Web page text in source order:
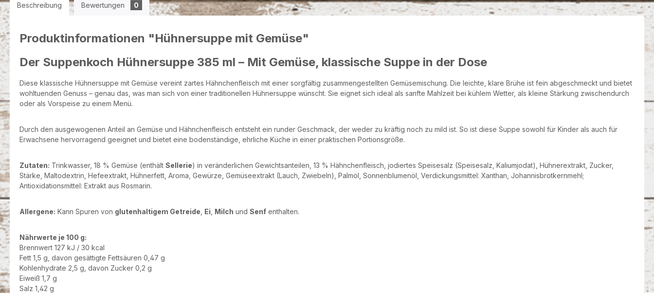
Beschreibung Bewertungen 0
Produktinformationen "Hühnersuppe mit Gemüse"
Der Suppenkoch Hühnersuppe 385 ml – Mit Gemüse, klassische Suppe in der Dose
Diese klassische Hühnersuppe mit Gemüse vereint zartes Hähnchenfleisch mit einer sorgfältig zusammengestellten Gemüsemischung. Die leichte, klare Brühe ist fein abgeschmeckt und bietet
wohltuenden Genuss – genau das, was man sich von einer traditionellen Hühnersuppe wünscht. Sie eignet sich ideal als sanfte Mahlzeit bei kühlem Wetter, als kleine Stärkung zwischendurch
oder als Vorspeise zu einem Menü.
Durch den ausgewogenen Anteil an Gemüse und Hähnchenfleisch entsteht ein runder Geschmack, der weder zu kräftig noch zu mild ist. So ist diese Suppe sowohl für Kinder als auch für
Erwachsene hervorragend geeignet und bietet eine bodenständige, ehrliche Küche in einer praktischen Portionsgröße.
Zutaten: Trinkwasser, 18 % Gemüse (enthält Sellerie) in veränderlichen Gewichtsanteilen, 13 % Hähnchenfleisch, jodiertes Speisesalz (Speisesalz, Kaliumjodat), Hühnerextrakt, Zucker,
Stärke, Maltodextrin, Hefeextrakt, Hühnerfett, Aroma, Gewürze, Gemüseextrakt (Lauch, Zwiebeln), Palmöl, Sonnenblumenöl, Verdickungsmittel: Xanthan, Johannisbrotkernmehl;
Antioxidationsmittel: Extrakt aus Rosmarin.
Allergene: Kann Spuren von glutenhaltigem Getreide Ei Milch und Senf enthalten.
Nährwerte je 100 g:
Brennwert 127 kJ / 30 kcal
Fett 1,5 g, davon gesättigte Fettsäuren 0,47 g
Kohlenhydrate 2,5 g, davon Zucker 0,2 g
Eiweiß 1,7 g
Salz 1,42 g